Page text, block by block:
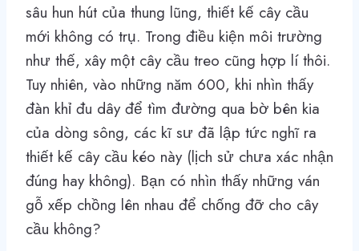
sâu hun hút của thung lũng, thiết kế cây cầu
mới không có trụ. Trong điều kiện môi trường
như thế, xây một cây cầu treo cũng hợp lí thôi.
Tuy nhiên, vào những năm 600, khi nhìn thấy
đàn khỉ đu dây để tìm đường qua bờ bên kia
của dòng sông, các kĩ sư đã lập tức nghĩ ra
thiết kế cây cầu kéo này (lịch sử chưa xác nhận
đúng hay không). Bạn có nhìn thấy những ván
gỗ xếp chồng lên nhau để chống đỡ cho cây
cầu không?